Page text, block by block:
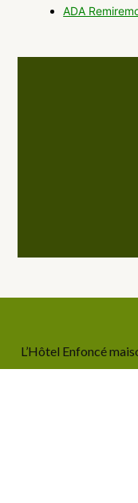
ADA
L’Hôtel Enfoncé